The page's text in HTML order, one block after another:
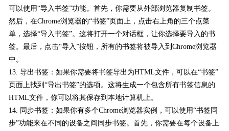
可以使用“导入书签”功能。首先，你需要从外部浏览器复制书签。
然后，在Chrome浏览器的“书签”页面上，点击右上角的三个点菜
单，选择“导入书签”。这将打开一个对话框，让你选择要导入的书
签。最后，点击“导入”按钮，所有的书签将被导入到Chrome浏览器
中。
13. 导出书签：如果你需要将书签导出为HTML文件，可以在“书签”
页面上找到“导出书签”的选项。这将生成一个包含所有书签信息的
HTML文件，你可以将其保存到本地计算机上。
14. 同步书签：如果你有多个Chrome浏览器实例，可以使用“书签同
步”功能来在不同的设备之间同步书签。首先，你需要在每个设备上